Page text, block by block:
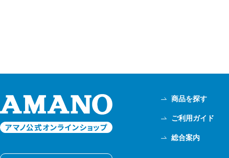
商品を探す
ご利用ガイド
総合案内